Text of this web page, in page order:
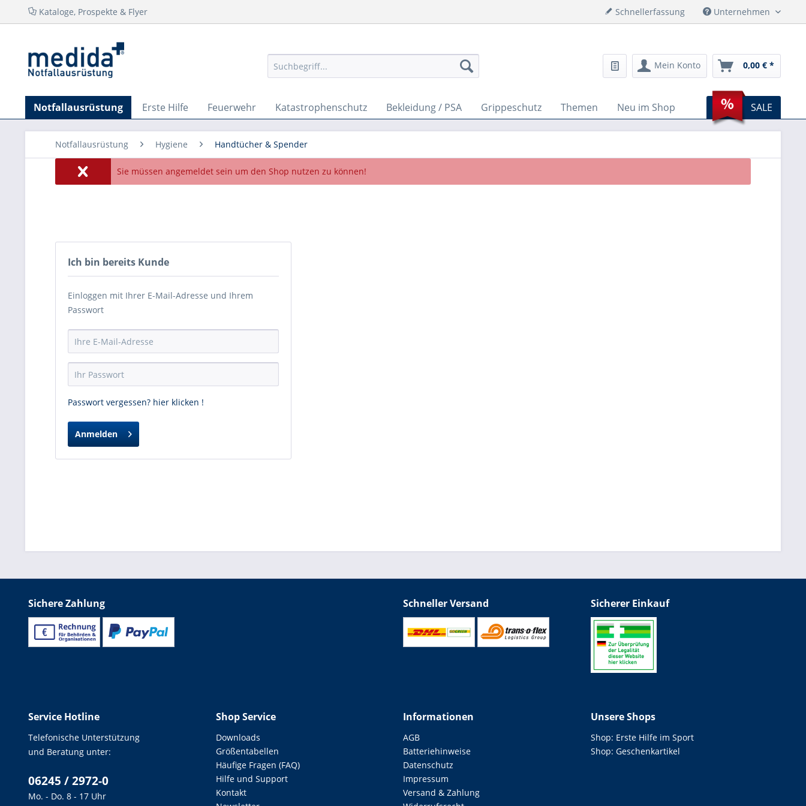
Kataloge, Prospekte & Flyer Schnellerfassung Unternehmen
Mein Konto 0,00 € *
Notfallausrüstung Erste Hilfe Feuerwehr Katastrophenschutz Bekleidung / PSA Grippeschutz Themen Neu im Shop SALE
Notfallausrüstung Hygiene Handtücher & Spender
Sie müssen angemeldet sein um den Shop nutzen zu können!
Ich bin bereits Kunde
Einloggen mit Ihrer E-Mail-Adresse und Ihrem
Passwort
Passwort vergessen? hier klicken !
Anmelden
Sichere Zahlung Schneller Versand Sicherer Einkauf
Service Hotline
Telefonische Unterstützung
und Beratung unter:
06245 / 2972-0
Mo. - Do. 8 - 17 Uhr
Shop Service
Downloads
Größentabellen
Häufige Fragen (FAQ)
Hilfe und Support
Kontakt
Informationen
AGB
Batteriehinweise
Datenschutz
Impressum
Versand & Zahlung
Unsere Shops
Shop: Erste Hilfe im Sport
Shop: Geschenkartikel